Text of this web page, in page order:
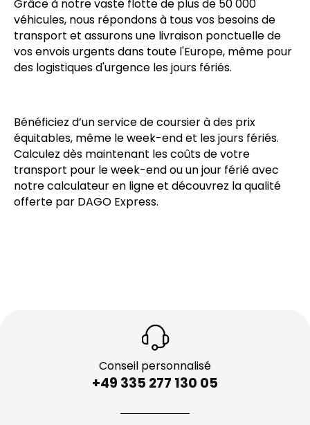
Grâce à notre vaste flotte de plus de 50 000
véhicules, nous répondons à tous vos besoins de
transport et assurons une livraison ponctuelle de
vos envois urgents dans toute l'Europe, même pour
des logistiques d'urgence les jours fériés.
Bénéficiez d’un service de coursier à des prix
équitables, même le week-end et les jours fériés.
Calculez dès maintenant les coûts de votre
transport pour le week-end ou un jour férié avec
notre calculateur en ligne et découvrez la qualité
offerte par DAGO Express.
Conseil personnalisé
+49 335 277 130 05